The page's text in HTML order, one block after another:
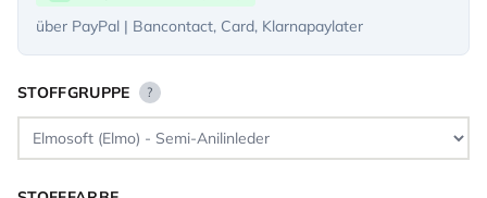
über PayPal | Bancontact, Card, Klarnapaylater
STOFFGRUPPE ?